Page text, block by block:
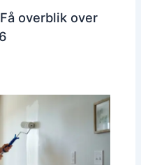
overblik over